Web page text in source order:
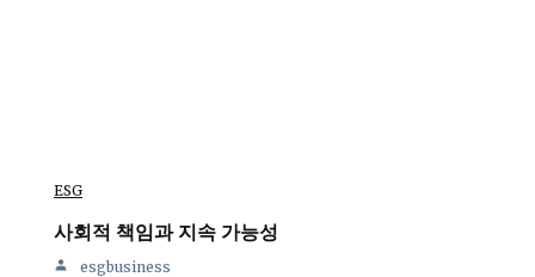
ESG
사회적 책임과 지속 가능성
esgbusiness